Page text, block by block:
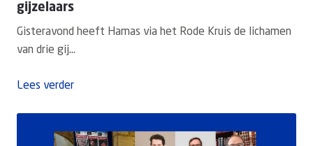
gijzelaars
Gisteravond heeft Hamas via het Rode Kruis de lichamen
van drie gij...
Lees verder